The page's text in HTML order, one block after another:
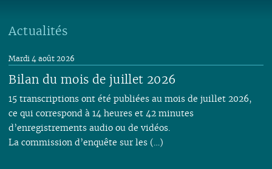
Actualités
Bilan du mois de juillet 2026
Mardi 4 août 2026
15 transcriptions ont été publiées au mois de juillet 2026,
ce qui correspond à 14 heures et 42 minutes
d’enregistrements audio ou de vidéos.
La commission d’enquête sur les (…)